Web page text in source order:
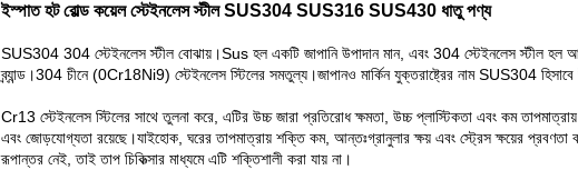
ইস্পাত হট রোল্ড কয়েল স্টেইনলেস স্টীল SUS304 SUS316 SUS430 ধাতু পণ্য
SUS304 304 স্টেইনলেস স্টীল বোঝায়।Sus হল একটি জাপানি উপাদান মান, এবং 304 স্টেইনলেস স্টীল হল
ব্র্যান্ড।304 চীনে (0Cr18Ni9) স্টেইনলেস স্টিলের সমতুল্য।জাপানও মার্কিন যুক্তরাষ্ট্রের নাম SUS304
Cr13 স্টেইনলেস স্টিলের সাথে তুলনা করে, এটির উচ্চ জারা প্রতিরোধ ক্ষমতা, উচ্চ প্লাস্টিকতা এবং কম
এবং জোড়যোগ্যতা রয়েছে।যাইহোক, ঘরের তাপমাত্রায় শক্তি কম, আন্তঃগ্রানুলার ক্ষয় এবং স্ট্রেস ক্ষয়ের প্রবণতা
রূপান্তর নেই, তাই তাপ চিকিত্সার মাধ্যমে এটি শক্তিশালী করা যায় না।